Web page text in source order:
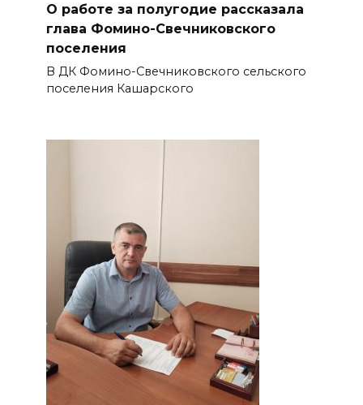
О работе за полугодие рассказала
глава Фомино-Свечниковского
поселения
В ДК Фомино-Свечниковского сельского
поселения Кашарского